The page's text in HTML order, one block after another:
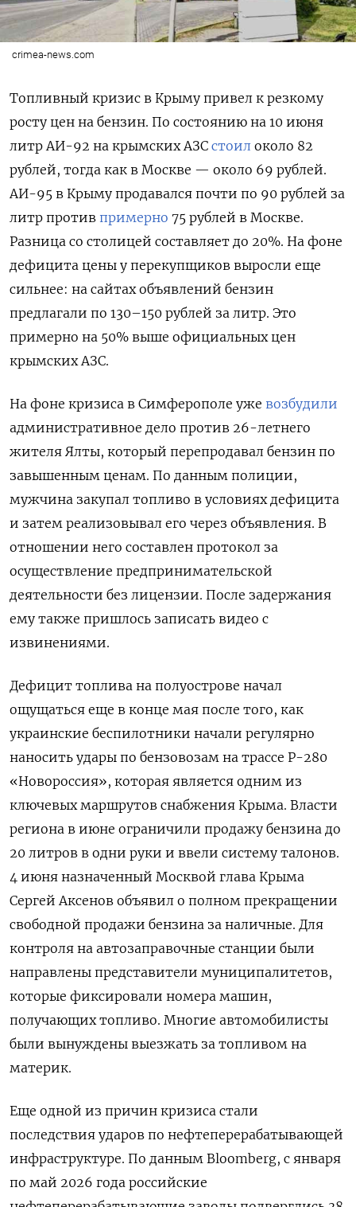
crimea-news.com
Топливный кризис в Крыму привел к резкому
росту цен на бензин. По состоянию на 10 июня
литр АИ-92 на крымских АЗС стоил около 82
рублей, тогда как в Москве — около 69 рублей.
АИ-95 в Крыму продавался почти по 90 рублей за
литр против примерно 75 рублей в Москве.
Разница со столицей составляет до 20%. На фоне
дефицита цены у перекупщиков выросли еще
сильнее: на сайтах объявлений бензин
предлагали по 130–150 рублей за литр. Это
примерно на 50% выше официальных цен
крымских АЗС.
На фоне кризиса в Симферополе уже возбудили
административное дело против 26-летнего
жителя Ялты, который перепродавал бензин по
завышенным ценам. По данным полиции,
мужчина закупал топливо в условиях дефицита
и затем реализовывал его через объявления. В
отношении него составлен протокол за
осуществление предпринимательской
деятельности без лицензии. После задержания
ему также пришлось записать видео с
извинениями.
Дефицит топлива на полуострове начал
ощущаться еще в конце мая после того, как
украинские беспилотники начали регулярно
наносить удары по бензовозам на трассе Р-280
«Новороссия», которая является одним из
ключевых маршрутов снабжения Крыма. Власти
региона в июне ограничили продажу бензина до
20 литров в одни руки и ввели систему талонов.
4 июня назначенный Москвой глава Крыма
Сергей Аксенов объявил о полном прекращении
свободной продажи бензина за наличные. Для
контроля на автозаправочные станции были
направлены представители муниципалитетов,
которые фиксировали номера машин,
получающих топливо. Многие автомобилисты
были вынуждены выезжать за топливом на
материк.
Еще одной из причин кризиса стали
последствия ударов по нефтеперерабатывающей
инфраструктуре. По данным Bloomberg, с января
по май 2026 года российские